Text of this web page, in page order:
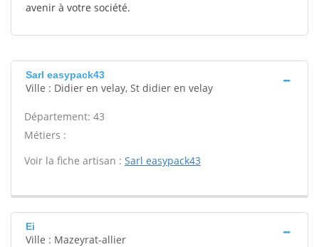
avenir à votre société.
Sarl easypack43
Ville : Didier en velay, St didier en velay
Département: 43
Métiers :
Voir la fiche artisan : Sarl easypack43
Ei
Ville : Mazeyrat-allier